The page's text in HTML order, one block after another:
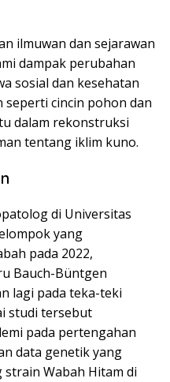
ilmuwan dan sejarawan
dampak perubahan
sosial dan kesehatan
seperti cincin pohon dan
dalam rekonstruksi
tentang iklim kuno.
di Universitas
yang
pada 2022,
Bauch-Büntgen
lagi pada teka-teki
studi tersebut
pada pertengahan
data genetik yang
Wabah Hitam di